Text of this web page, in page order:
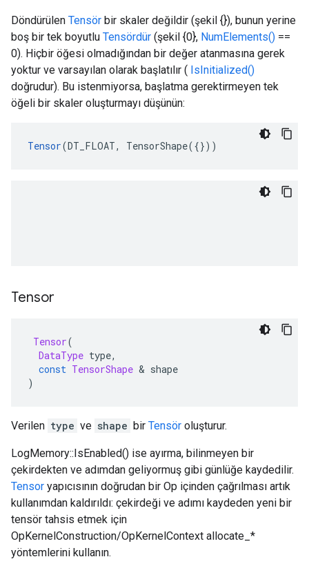
Döndürülen Tensör bir skaler değildir (şekil {}), bunun yerine
boş bir tek boyutlu Tensördür (şekil {0}, NumElements() ==
0). Hiçbir öğesi olmadığından bir değer atanmasına gerek
yoktur ve varsayılan olarak başlatılır ( IsInitialized()
doğrudur). Bu istenmiyorsa, başlatma gerektirmeyen tek
öğeli bir skaler oluşturmayı düşünün:
Tensor(DT_FLOAT, TensorShape({}))
Tensor
Tensor(
DataType type,
const TensorShape & shape
)
Verilen type ve shape bir Tensör oluşturur.
LogMemory::IsEnabled() ise ayırma, bilinmeyen bir
çekirdekten ve adımdan geliyormuş gibi günlüğe kaydedilir.
Tensor yapıcısının doğrudan bir Op içinden çağrılması artık
kullanımdan kaldırıldı: çekirdeği ve adımı kaydeden yeni bir
tensör tahsis etmek için
OpKernelConstruction/OpKernelContext allocate_*
yöntemlerini kullanın.